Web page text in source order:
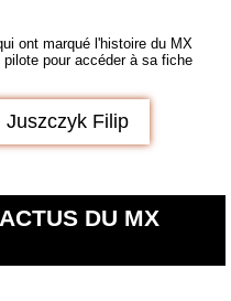
ont marqué l'histoire du MX
pour accéder à sa fiche
Juszczyk Filip
DU MX